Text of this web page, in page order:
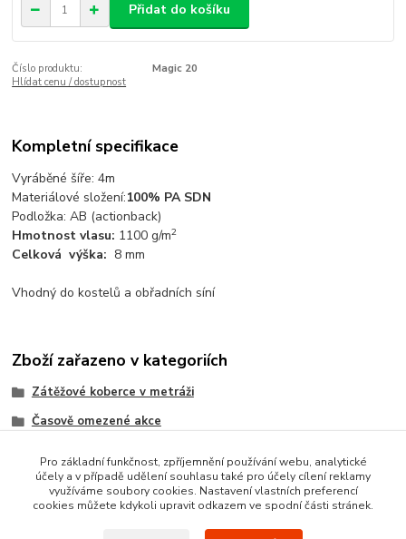
Přidat do košíku
Číslo produktu:
Magic 20
Hlídat cenu / dostupnost
Kompletní specifikace
Vyráběné šíře: 4m
Materiálové složení:100% PA SDN
Podložka: AB (actionback)
Hmotnost vlasu: 1100 g/m2
Celková výška: 8 mm
Vhodný do kostelů a obřadních síní
Zboží zařazeno v kategoriích
Zátěžové koberce v metráži
Časově omezené akce
Velurové - Hotelové koberce
Pro základní funkčnost, zpříjemnění používání webu, analytické
účely a v případě udělení souhlasu také pro účely cílení reklamy
využíváme soubory cookies. Nastavení vlastních preferencí
cookies můžete kdykoli upravit odkazem ve spodní části stránek.